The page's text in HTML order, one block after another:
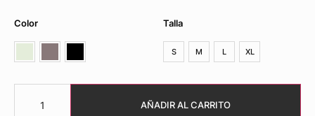
Color Talla
S M L XL
AÑADIR AL CARRITO